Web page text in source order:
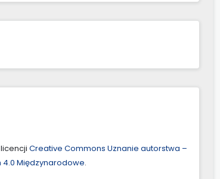
Creative Commons Uznanie autorstwa –
4.0 Międzynarodowe.